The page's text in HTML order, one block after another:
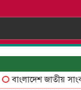
বাংলাদেশ জাতীয়